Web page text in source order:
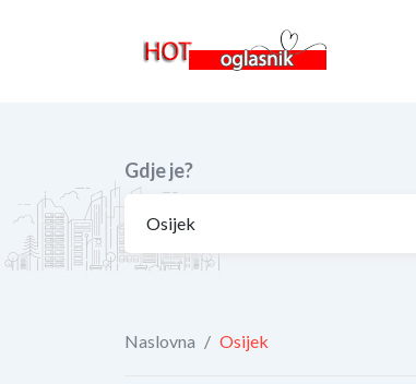
Gdje je?
Naslovna / Osijek